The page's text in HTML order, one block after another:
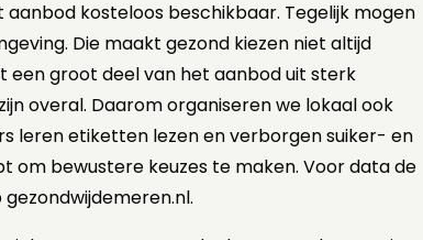
aanbod kosteloos beschikbaar. Tegelijk mogen
Die maakt gezond kiezen niet altijd
een groot deel van het aanbod uit sterk
overal. Daarom organiseren we lokaal ook
leren etiketten lezen en verborgen suiker- en
om bewustere keuzes te maken. Voor data de